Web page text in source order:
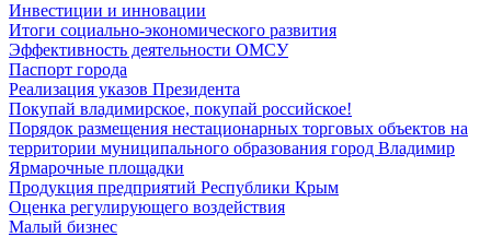
Инвестиции и инновации
Итоги социально-экономического развития
Эффективность деятельности ОМСУ
Паспорт города
Реализация указов Президента
Покупай владимирское, покупай российское!
Порядок размещения нестационарных торговых объектов на
территории муниципального образования город Владимир
Ярмарочные площадки
Продукция предприятий Республики Крым
Оценка регулирующего воздействия
Малый бизнес